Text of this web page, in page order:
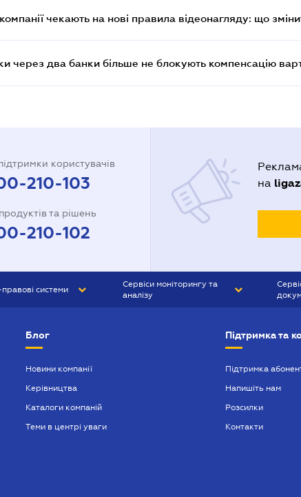
чекають на нові правила відеонагляду: що
через два банки більше не блокують компенсацію
користувачів
210-103
та рішень
210-102
на
системи
ПРОФ
Сервіси моніторингу та
аналізу
Блог
Новини компанії
Керівництва
Каталоги компаній
Теми в центрі уваги
Підтримка та
Підтримка
Напишіть нам
Розсилки
Контакти